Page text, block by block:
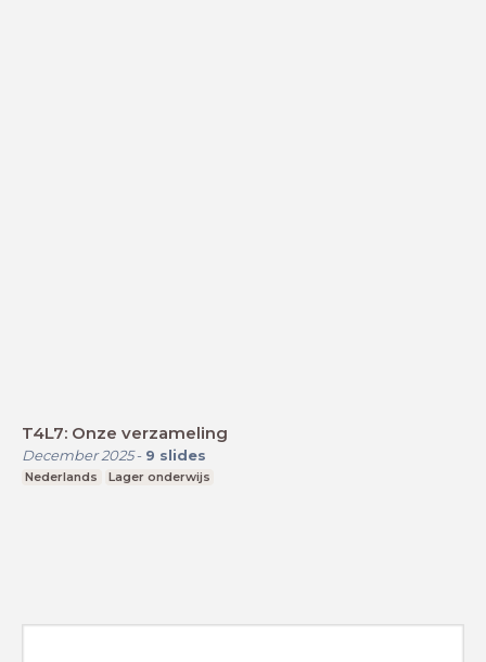
T4L7: Onze verzameling
December 2025- 9 slides
Nederlands Lager onderwijs